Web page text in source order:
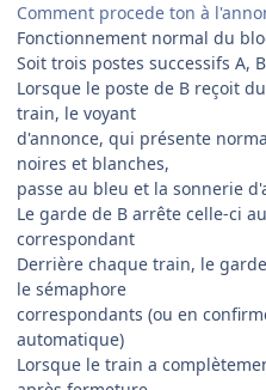
Comment procede ton à
Fonctionnement normal du
Soit trois postes successifs A,
Lorsque le poste de B reçoit
train, le voyant
d'annonce, qui présente
noires et blanches,
passe au bleu et la sonnerie
Le garde de B arrête celle-ci
correspondant
Derrière chaque train, le
le sémaphore
correspondants (ou en
automatique)
Lorsque le train a